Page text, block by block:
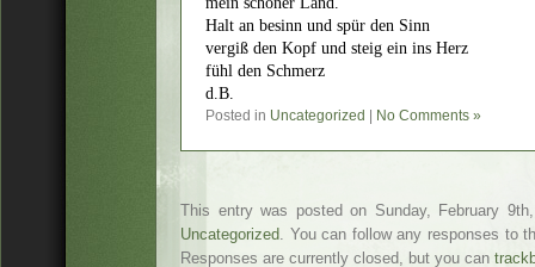
Halt an besinn und spür den Sinn
vergiß den Kopf und steig ein ins Herz
fühl den Schmerz
d.B.
Posted in Uncategorized No Comments »
This entry was posted on Sunday, February
Uncategorized. You can follow any responses to
Responses are currently closed, but you can